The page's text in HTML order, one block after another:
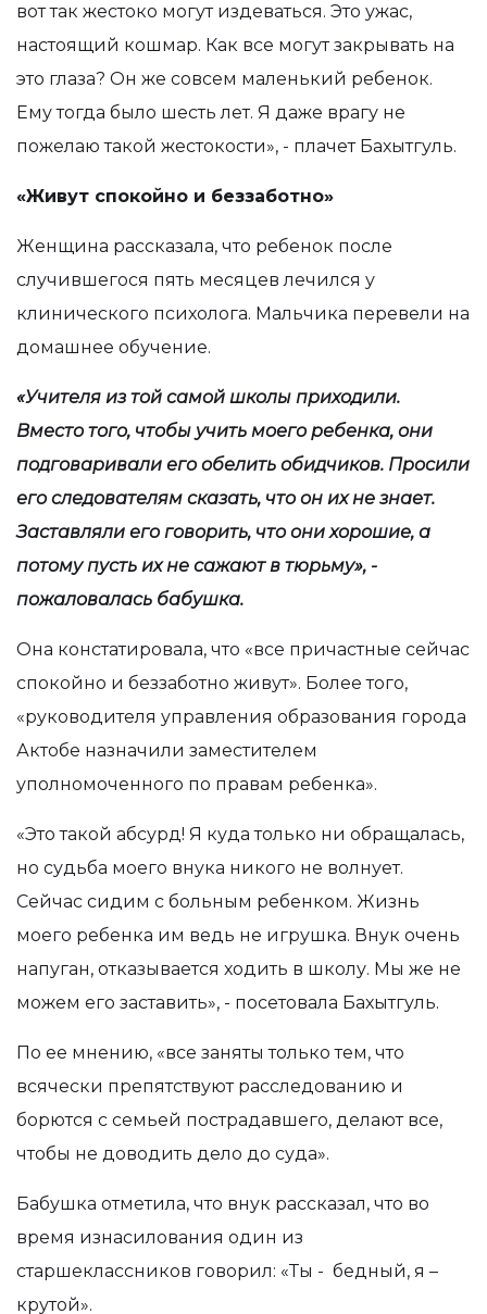
вот так жестоко могут издеваться. Это ужас,
настоящий кошмар. Как все могут закрывать на
это глаза? Он же совсем маленький ребенок.
Ему тогда было шесть лет. Я даже врагу не
пожелаю такой жестокости», - плачет Бахытгуль.
«Живут спокойно и беззаботно»
Женщина рассказала, что ребенок после
случившегося пять месяцев лечился у
клинического психолога. Мальчика перевели на
домашнее обучение.
«Учителя из той самой школы приходили.
Вместо того, чтобы учить моего ребенка, они
подговаривали его обелить обидчиков. Просили
его следователям сказать, что он их не знает.
Заставляли его говорить, что они хорошие, а
потому пусть их не сажают в тюрьму», -
пожаловалась бабушка.
Она констатировала, что «все причастные сейчас
спокойно и беззаботно живут». Более того,
«руководителя управления образования города
Актобе назначили заместителем
уполномоченного по правам ребенка».
«Это такой абсурд! Я куда только ни обращалась,
но судьба моего внука никого не волнует.
Сейчас сидим с больным ребенком. Жизнь
моего ребенка им ведь не игрушка. Внук очень
напуган, отказывается ходить в школу. Мы же не
можем его заставить», - посетовала Бахытгуль.
По ее мнению, «все заняты только тем, что
всячески препятствуют расследованию и
борются с семьей пострадавшего, делают все,
чтобы не доводить дело до суда».
Бабушка отметила, что внук рассказал, что во
время изнасилования один из
старшеклассников говорил: «Ты - бедный, я –
крутой».